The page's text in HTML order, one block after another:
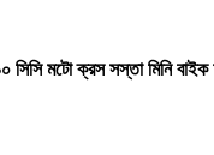
সিসি মটো ক্রস সস্তা মিনি